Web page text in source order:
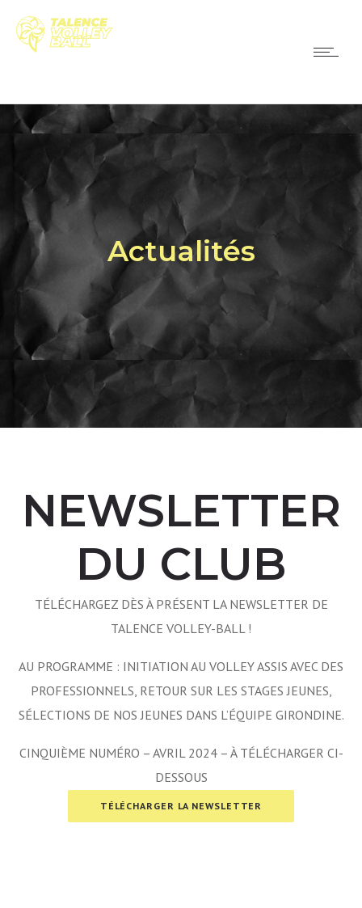
Actualités
NEWSLETTER
DU CLUB
TÉLÉCHARGEZ DÈS À PRÉSENT LA NEWSLETTER DE
TALENCE VOLLEY-BALL !
AU PROGRAMME : INITIATION AU VOLLEY ASSIS AVEC DES
PROFESSIONNELS, RETOUR SUR LES STAGES JEUNES,
SÉLECTIONS DE NOS JEUNES DANS L’ÉQUIPE GIRONDINE.
CINQUIÈME NUMÉRO – AVRIL 2024 – À TÉLÉCHARGER CI-
DESSOUS
TÉLÉCHARGER LA NEWSLETTER